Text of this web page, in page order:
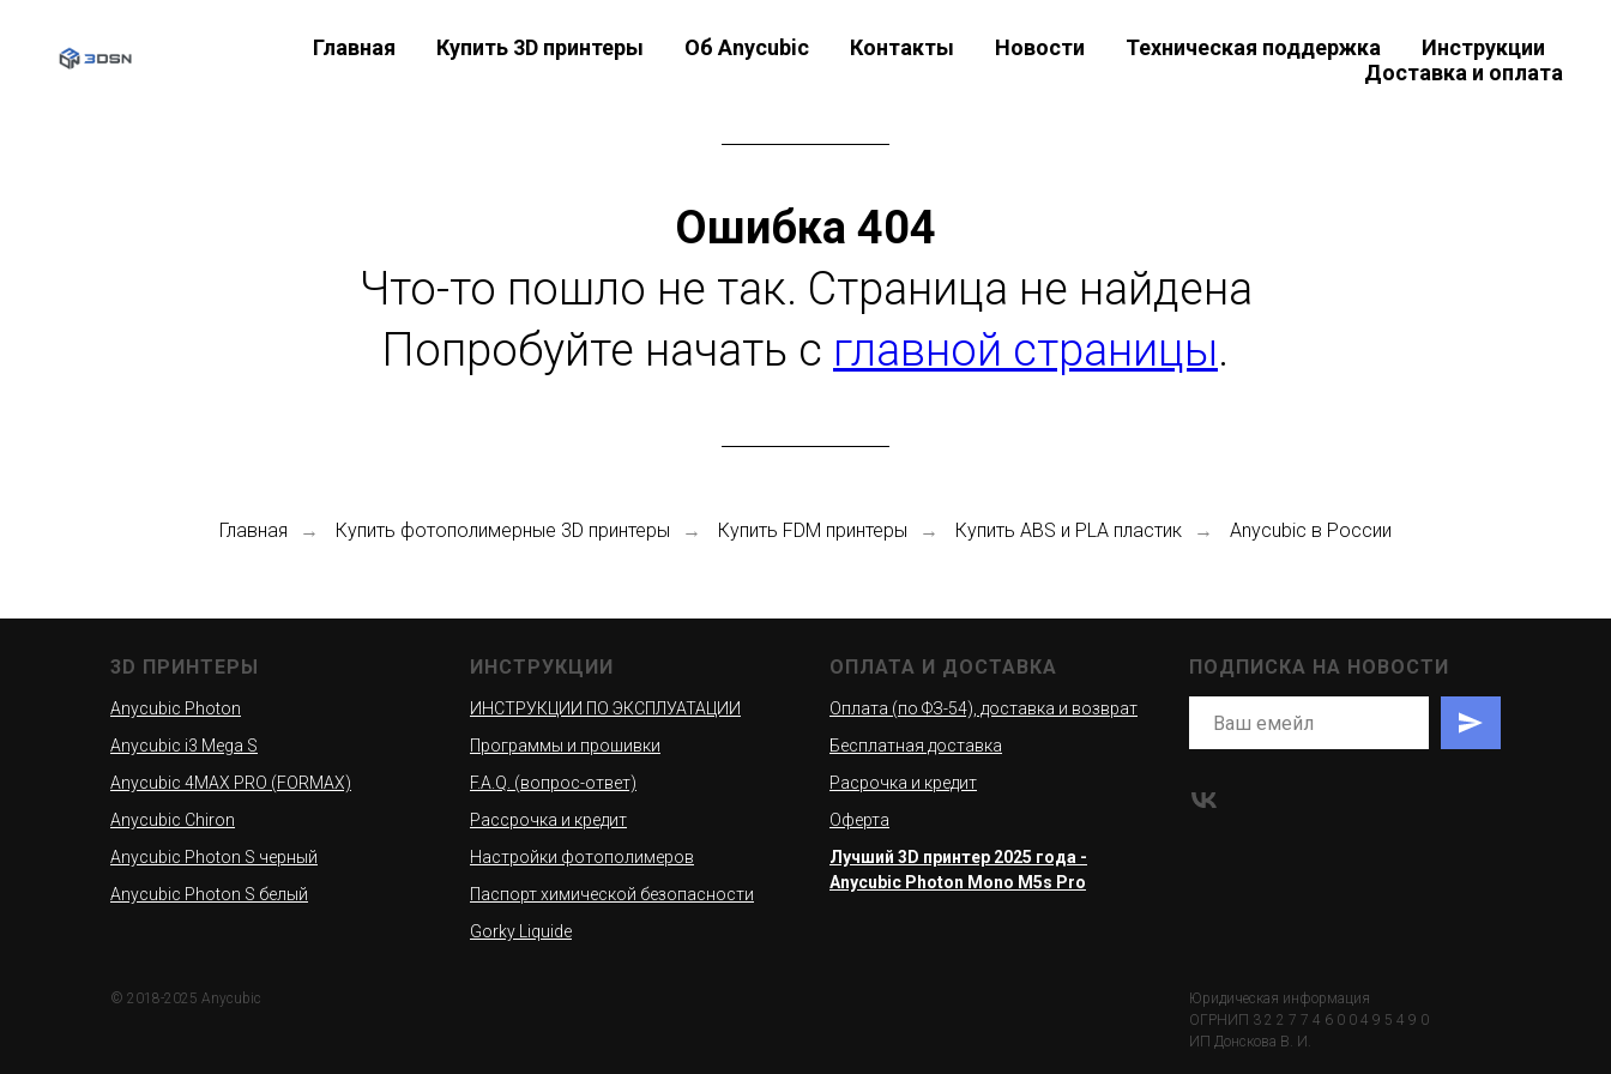
Главная Купить 3D принтеры Об Anycubic Контакты Новости Техническая поддержка
Инструкции
Доставка и оплата
Ошибка 404
Что-то пошло не так. Страница не найдена
Попробуйте начать с главной страницы.
Главная → Купить фотополимерные 3D принтеры → Купить FDM принтеры → Купить ABS и PLA пластик → Anycubic в России
3D ПРИНТЕРЫ
Anycubic Photon
Anycubic i3 Mega S
Anycubic 4MAX PRO (FORMAX)
Anycubic Chiron
Anycubic Photon S черный
Anycubic Photon S белый
ИНСТРУКЦИИ
ИНСТРУКЦИИ ПО ЭКСПЛУАТАЦИИ
Программы и прошивки
F.A.Q. (вопрос-ответ)
Рассрочка и кредит
Настройки фотополимеров
Паспорт химической безопасности
Gorky Liquide
ОПЛАТА И ДОСТАВКА
Оплата (по ФЗ-54), доставка и возврат
Бесплатная доставка
Расрочка и кредит
Оферта
Лучший 3D принтер 2025 года -
Anycubic Photon Mono M5s Pro
ПОДПИСКА НА НОВОСТИ
© 2018-2025 Anycubic
Юридическая информация
ОГРНИП 3 2 2 7 7 4 6 0 0 4 9 5 4 9 0
ИП Донскова В. И.